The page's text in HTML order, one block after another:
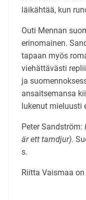
läikähtää, kun
Outi Mennan
erinomainen.
tapaan myös
viehättävästi
ja
ansaitsemansa
lukenut mieluusti
Peter Sandström:
är ett tamdjur).
s.
Riitta Vaismaa